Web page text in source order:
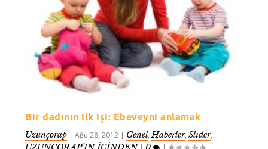
Bir dadının ilk işi: Ebeveyni anlamak
Uzunçorap |Ağu 28, 2012 | Genel,Haberler,Slider,